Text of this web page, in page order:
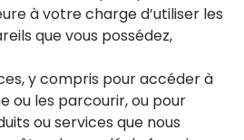
à votre charge d’utiliser les
que vous possédez,
y compris pour accéder à
ou les parcourir, ou pour
ou services que nous